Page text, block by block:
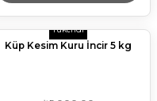
Tükendi
Küp Kesim Kuru İncir 5 kg